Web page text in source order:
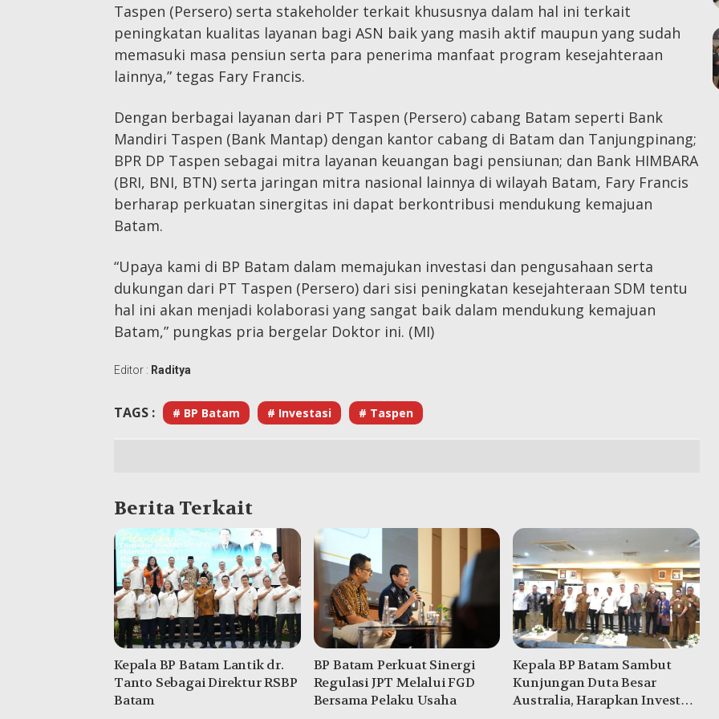
Taspen (Persero) serta stakeholder terkait khususnya dalam hal ini terkait
peningkatan kualitas layanan bagi ASN baik yang masih aktif maupun yang sudah
memasuki masa pensiun serta para penerima manfaat program kesejahteraan
lainnya,” tegas Fary Francis.
Dengan berbagai layanan dari PT Taspen (Persero) cabang Batam seperti Bank
Mandiri Taspen (Bank Mantap) dengan kantor cabang di Batam dan Tanjungpinang;
BPR DP Taspen sebagai mitra layanan keuangan bagi pensiunan; dan Bank HIMBARA
(BRI, BNI, BTN) serta jaringan mitra nasional lainnya di wilayah Batam, Fary Francis
berharap perkuatan sinergitas ini dapat berkontribusi mendukung kemajuan
Batam.
“Upaya kami di BP Batam dalam memajukan investasi dan pengusahaan serta
dukungan dari PT Taspen (Persero) dari sisi peningkatan kesejahteraan SDM tentu
hal ini akan menjadi kolaborasi yang sangat baik dalam mendukung kemajuan
Batam,” pungkas pria bergelar Doktor ini. (MI)
Editor : Raditya
TAGS : # BP Batam # Investasi # Taspen
Berita Terkait
Kepala BP Batam Lantik dr.
Tanto Sebagai Direktur RSBP
Batam
BP Batam Perkuat Sinergi
Regulasi JPT Melalui FGD
Bersama Pelaku Usaha
Kepala BP Batam Sambut
Kunjungan Duta Besar
Australia, Harapkan Investasi